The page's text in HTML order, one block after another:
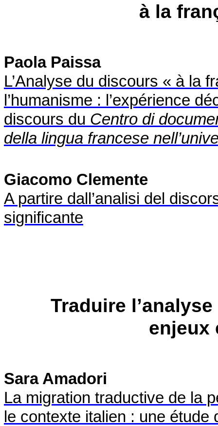
à la
Paola Paissa
L’Analyse du discours « à la
l’humanisme : l’expérience
discours du Centro di
della lingua francese
Giacomo Clemente
A partire dall’analisi del
significante
Traduire
enjeux
Sara Amadori
La migration traductive de la
le contexte italien : une étude